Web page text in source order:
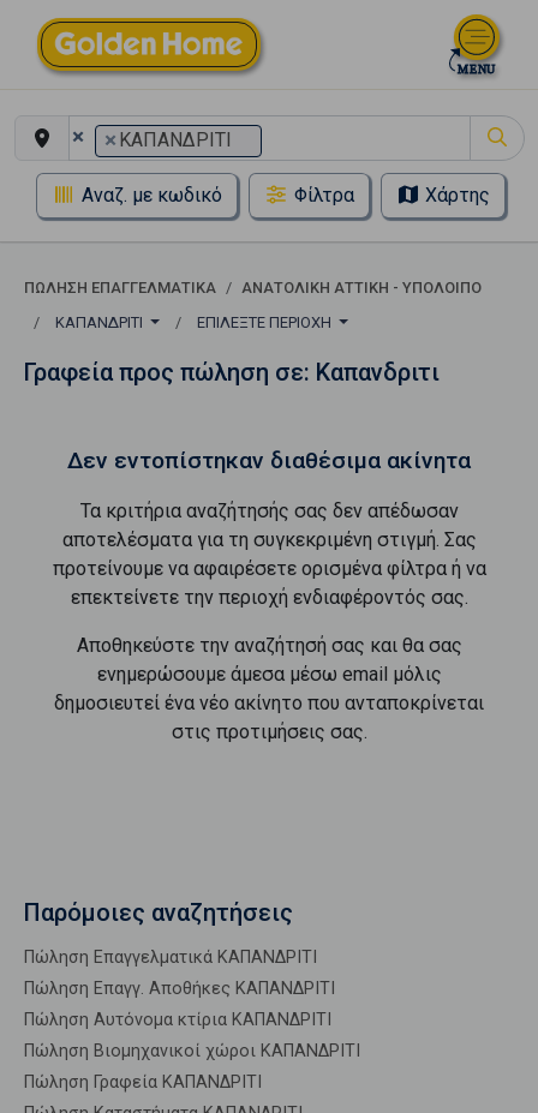
× × ΚΑΠΑΝΔΡΙΤΙ
Αναζ. με κωδικό Φίλτρα Χάρτης
ΠΏΛΗΣΗ ΕΠΑΓΓΕΛΜΑΤΙΚΆ
ΑΝΑΤΟΛΙΚΗ ΑΤΤΙΚΗ - ΥΠΟΛΟΙΠΟ
ΚΑΠΑΝΔΡΙΤΙ
ΕΠΙΛΈΞΤΕ ΠΕΡΙΟΧΉ
Γραφεία προς πώληση σε: Καπανδριτι
Δεν εντοπίστηκαν διαθέσιμα ακίνητα
Τα κριτήρια αναζήτησής σας δεν απέδωσαν
αποτελέσματα για τη συγκεκριμένη στιγμή. Σας
προτείνουμε να αφαιρέσετε ορισμένα φίλτρα ή να
επεκτείνετε την περιοχή ενδιαφέροντός σας.
Αποθηκεύστε την αναζήτησή σας και θα σας
ενημερώσουμε άμεσα μέσω email μόλις
δημοσιευτεί ένα νέο ακίνητο που ανταποκρίνεται
στις προτιμήσεις σας.
Παρόμοιες αναζητήσεις
Πώληση Επαγγελματικά ΚΑΠΑΝΔΡΙΤΙ
Πώληση Επαγγ. Αποθήκες ΚΑΠΑΝΔΡΙΤΙ
Πώληση Αυτόνομα κτίρια ΚΑΠΑΝΔΡΙΤΙ
Πώληση Βιομηχανικοί χώροι ΚΑΠΑΝΔΡΙΤΙ
Πώληση Γραφεία ΚΑΠΑΝΔΡΙΤΙ